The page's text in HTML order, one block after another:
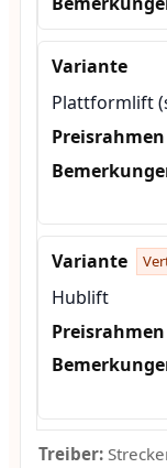
Plattformlift
Hublift
Treiber: